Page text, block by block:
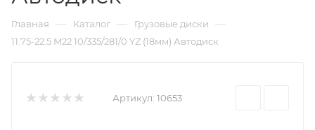
Главная — Каталог — Грузовые диски —
11.75-22.5 M22 10/335/281/0 YZ (18мм) Автодиск
Артикул: 10653